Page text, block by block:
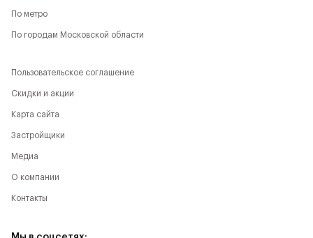
По метро
По городам Московской области
Пользовательское соглашение
Скидки и акции
Карта сайта
Застройщики
Медиа
О компании
Контакты